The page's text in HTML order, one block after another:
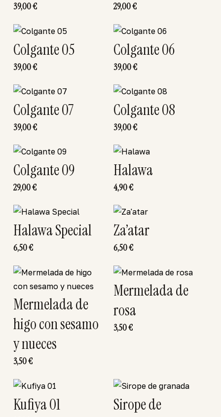
39,00€ 29,00€
Colgante 05
39,00€
Colgante 06
39,00€
Colgante 07
39,00€
Colgante 08
39,00€
Colgante 09
29,00€
Halawa
4,90€
Halawa Special
6,50€
Za’atar
6,50€
Mermelada de
higo con sesamo
y nueces
3,50€
Mermelada de
rosa
3,50€
Kufiya 01
Sirope de